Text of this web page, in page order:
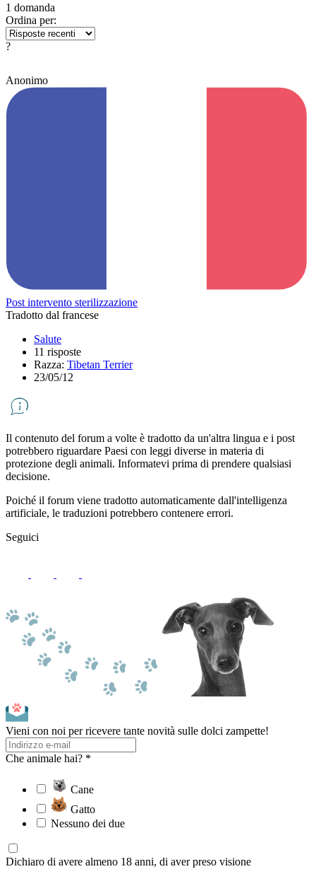
1 domanda
Ordina per:
?
Anonimo
Post intervento sterilizzazione
Tradotto dal francese
Salute
11 risposte
Razza: Tibetan Terrier
23/05/12
Il contenuto del forum a volte è tradotto da un'altra lingua e i post
potrebbero riguardare Paesi con leggi diverse in materia di
protezione degli animali. Informatevi prima di prendere qualsiasi
decisione.
Poiché il forum viene tradotto automaticamente dall'intelligenza
artificiale, le traduzioni potrebbero contenere errori.
Seguici
Vieni con noi per ricevere tante novità sulle dolci zampette!
Che animale hai? *
Cane
Gatto
Nessuno dei due
Dichiaro di avere almeno 18 anni, di aver preso visione